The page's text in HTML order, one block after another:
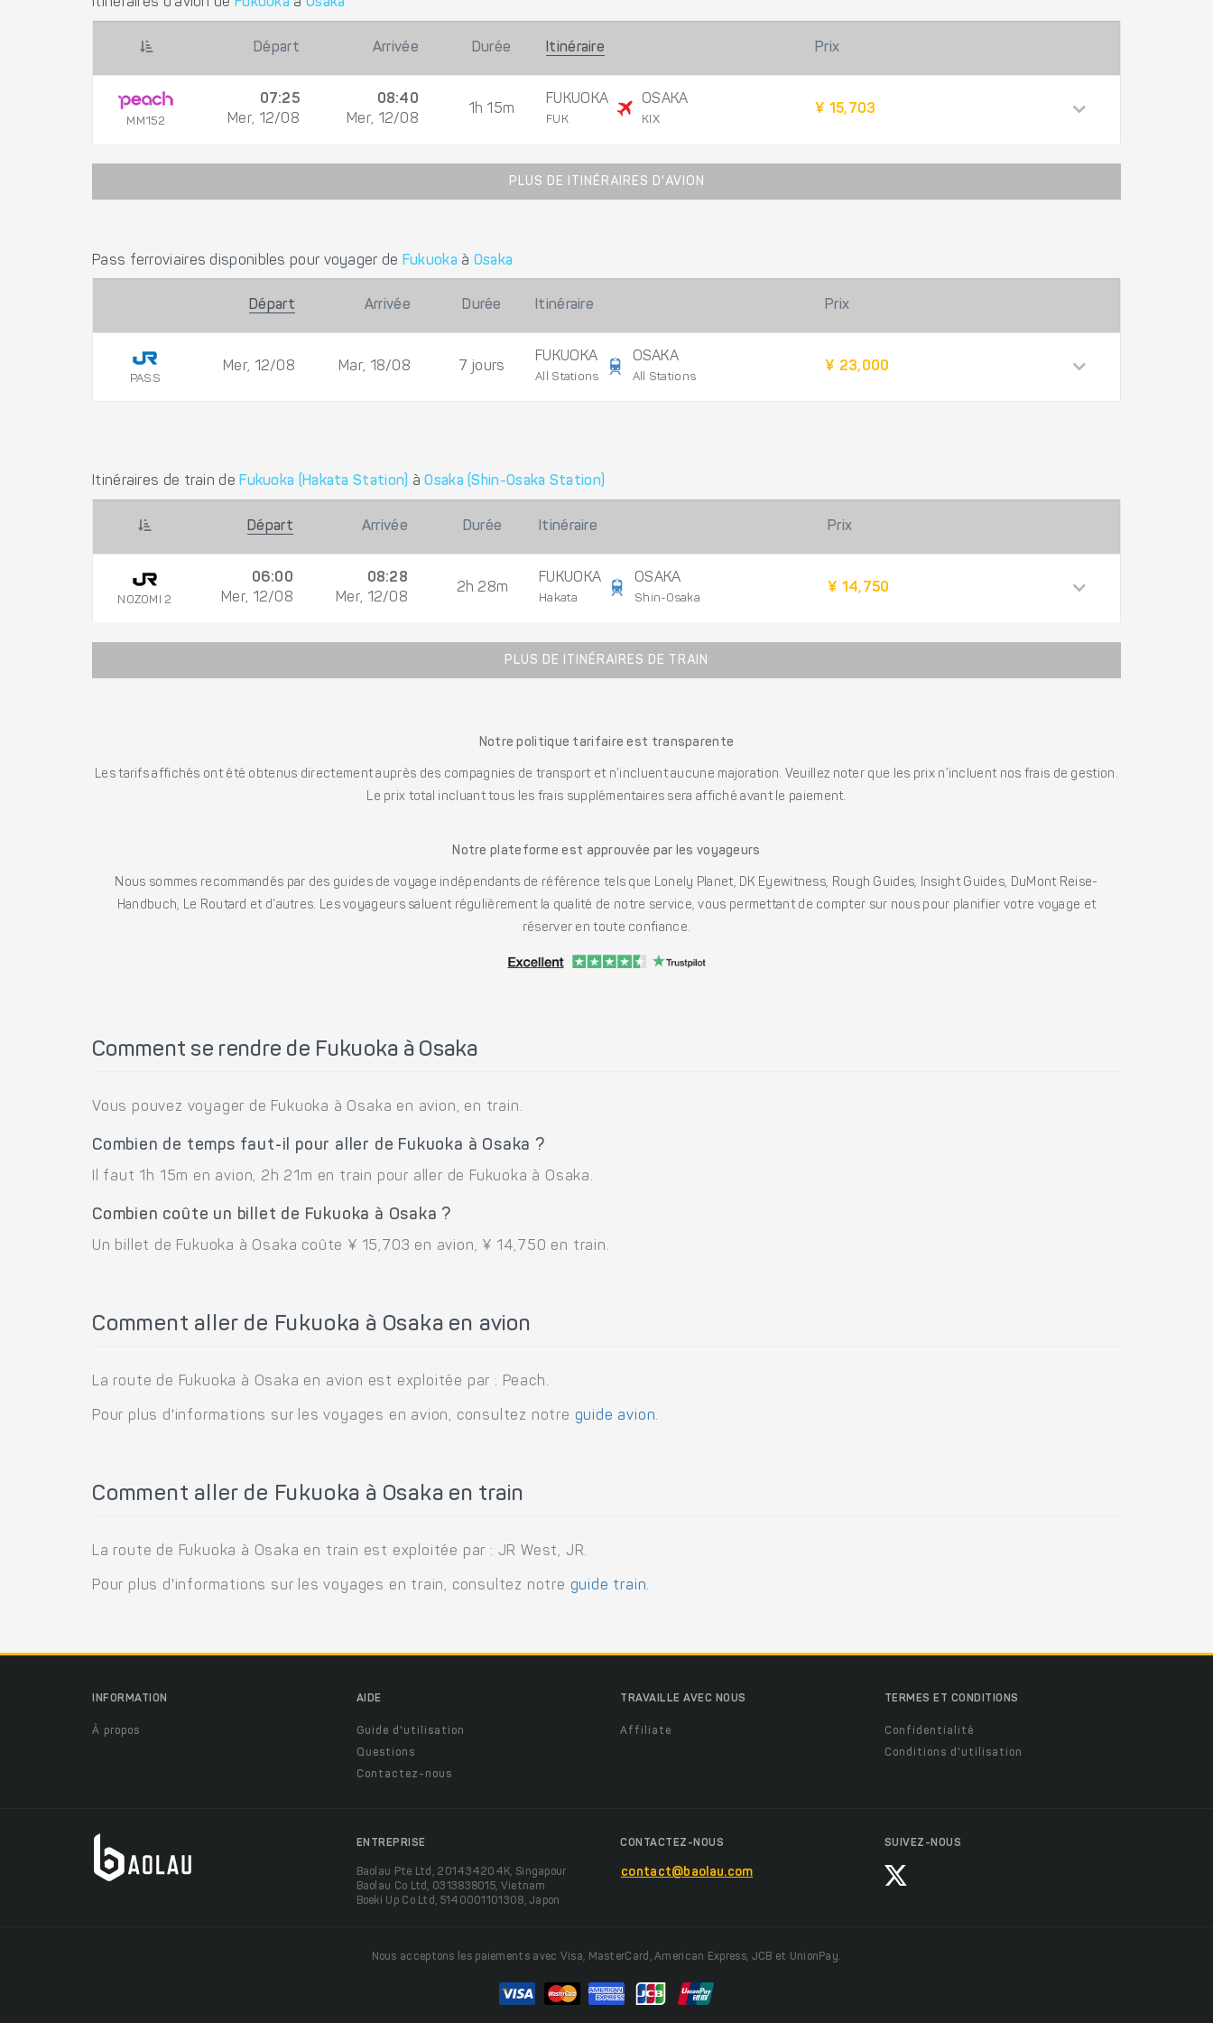
Départ Arrivée Durée Itinéraire Prix
MM152
07:25
Mer, 12/08
08:40
Mer, 12/08
1h 15m
FUKUOKA
FUK
OSAKA
KIX
¥ 15,703
PLUS DE ITINÉRAIRES D'AVION
Pass ferroviaires disponibles pour voyager de Fukuoka à Osaka
Départ Arrivée Durée Itinéraire Prix
PASS
Mer, 12/08 Mar, 18/08 7 jours
FUKUOKA
All Stations
OSAKA
All Stations
¥ 23,000
Itinéraires de train deFukuoka (Hakata Station) àOsaka (Shin-Osaka Station)
Départ Arrivée Durée Itinéraire Prix
NOZOMI 2
06:00
Mer, 12/08
08:28
Mer, 12/08
2h 28m
FUKUOKA
Hakata
OSAKA
Shin-Osaka
¥ 14,750
PLUS DE ITINÉRAIRES DE TRAIN
Notre politique tarifaire est transparente
Les tarifs affichés ont été obtenus directement auprès des compagnies de transport et n’incluent aucune majoration. Veuillez noter que les prix n’incluent nos frais de gestion.
Le prix total incluant tous les frais supplémentaires sera affiché avant le paiement.
Notre plateforme est approuvée par les voyageurs
Nous sommes recommandés par des guides de voyage indépendants de référence tels que Lonely Planet, DK Eyewitness, Rough Guides, Insight Guides, DuMont Reise-
Handbuch, Le Routard et d’autres. Les voyageurs saluent régulièrement la qualité de notre service, vous permettant de compter sur nous pour planifier votre voyage et
réserver en toute confiance.
Comment se rendre de Fukuoka à Osaka
Vous pouvez voyager de Fukuoka à Osaka en avion, en train.
Combien de temps faut-il pour aller de Fukuoka à Osaka ?
Il faut 1h 15m en avion, 2h 21m en train pour aller de Fukuoka à Osaka.
Combien coûte un billet de Fukuoka à Osaka ?
Un billet de Fukuoka à Osaka coûte ¥ 15,703 en avion, ¥ 14,750 en train.
Comment aller de Fukuoka à Osaka en avion
La route de Fukuoka à Osaka en avion est exploitée par : Peach.
Pour plus d'informations sur les voyages en avion, consultez notre guide avion.
Comment aller de Fukuoka à Osaka en train
La route de Fukuoka à Osaka en train est exploitée par : JR West, JR.
Pour plus d'informations sur les voyages en train, consultez notre guide train.
INFORMATION
À propos
AIDE
Guide d'utilisation
Questions
Contactez-nous
TRAVAILLE AVEC NOUS
Affiliate
TERMES ET CONDITIONS
Confidentialité
Conditions d'utilisation
ENTREPRISE
Baolau Pte Ltd, 201434204K, Singapour
Baolau Co Ltd, 0313838015, Vietnam
Boeki Up Co Ltd, 5140001101308, Japon
CONTACTEZ-NOUS
contact@baolau.com
SUIVEZ-NOUS
Nous acceptons les paiements avec Visa, MasterCard, American Express, JCB et UnionPay.